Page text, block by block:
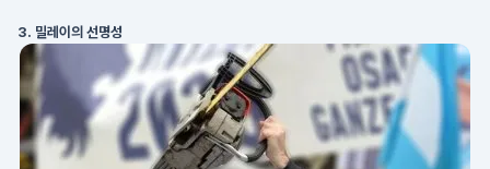
3. 밀레이의 선명성